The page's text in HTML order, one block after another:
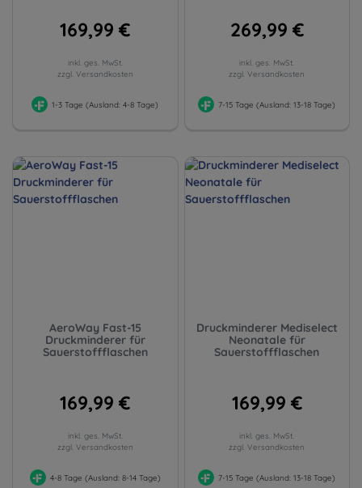
169,99 €
inkl. ges. MwSt.
zzgl. Versandkosten
1-3 Tage (Ausland: 4-8 Tage)
269,99 €
inkl. ges. MwSt.
zzgl. Versandkosten
7-15 Tage (Ausland: 13-18 Tage)
AeroWay Fast-15
Druckminderer für
Sauerstoffflaschen
169,99 €
inkl. ges. MwSt.
zzgl. Versandkosten
4-8 Tage (Ausland: 8-14 Tage)
Druckminderer Mediselect
Neonatale für
Sauerstoffflaschen
169,99 €
inkl. ges. MwSt.
zzgl. Versandkosten
7-15 Tage (Ausland: 13-18 Tage)